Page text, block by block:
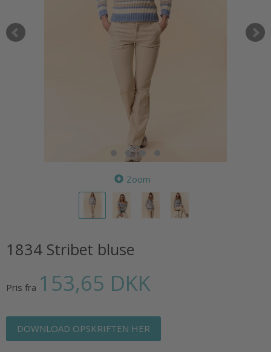
Zoom
1834 Stribet bluse
Pris fra 153,65 DKK
DOWNLOAD OPSKRIFTEN HER